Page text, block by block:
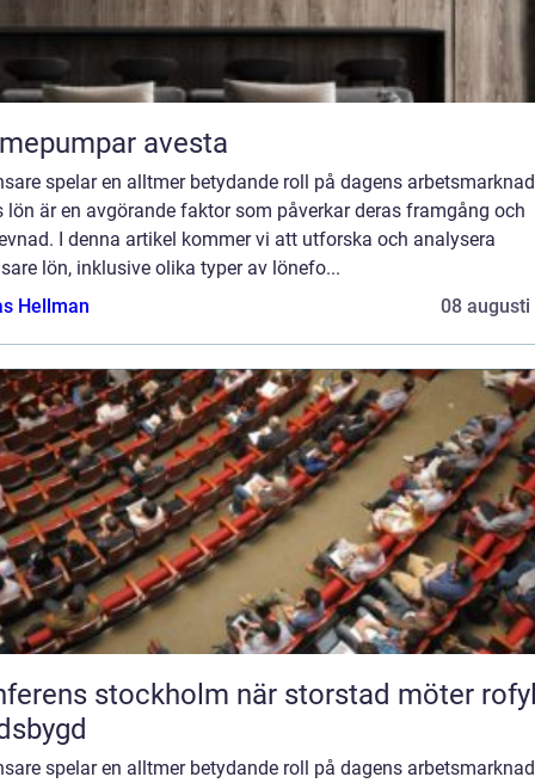
avesta
spelar en alltmer betydande roll på dagens
lön är en avgörande faktor som påverkar deras framgång och
I denna artikel kommer vi att utforska och analysera
lön, inklusive olika typer av lönefo...
Hellman
08 augusti
stockholm när storstad möter rofylld
spelar en alltmer betydande roll på dagens